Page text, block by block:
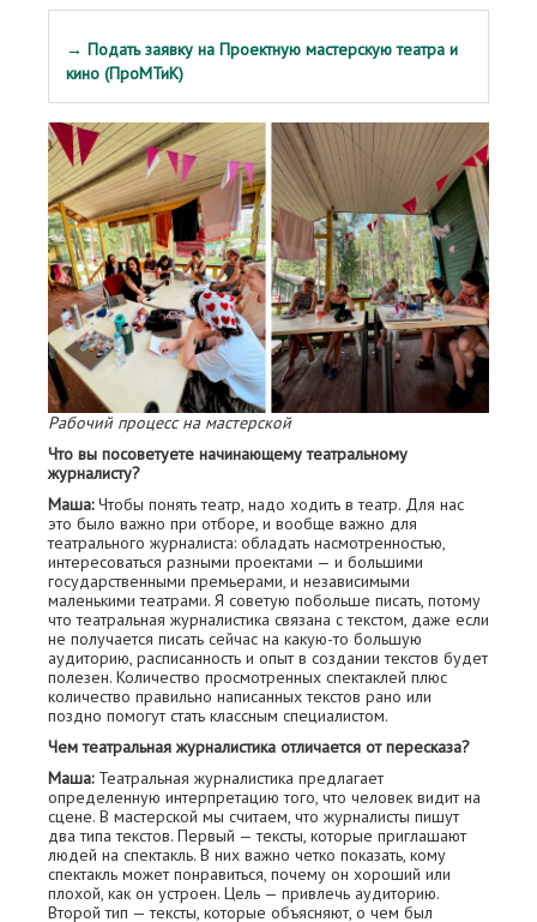
→ Подать заявку на Проектную мастерскую театра и
кино (ПроМТиК)
Рабочий процесс на мастерской
Что вы посоветуете начинающему театральному
журналисту?
Маша:Чтобы понять театр, надо ходить в театр. Для нас
это было важно при отборе, и вообще важно для
театрального журналиста: обладать насмотренностью,
интересоваться разными проектами — и большими
государственными премьерами, и независимыми
маленькими театрами. Я советую побольше писать, потому
что театральная журналистика связана с текстом, даже если
не получается писать сейчас на какую-то большую
аудиторию, расписанность и опыт в создании текстов будет
полезен. Количество просмотренных спектаклей плюс
количество правильно написанных текстов рано или
поздно помогут стать классным специалистом.
Чем театральная журналистика отличается от пересказа?
Маша:Театральная журналистика предлагает
определенную интерпретацию того, что человек видит на
сцене. В мастерской мы считаем, что журналисты пишут
два типа текстов. Первый — тексты, которые приглашают
людей на спектакль. В них важно четко показать, кому
спектакль может понравиться, почему он хороший или
плохой, как он устроен. Цель — привлечь аудиторию.
Второй тип — тексты, которые объясняют, о чем был